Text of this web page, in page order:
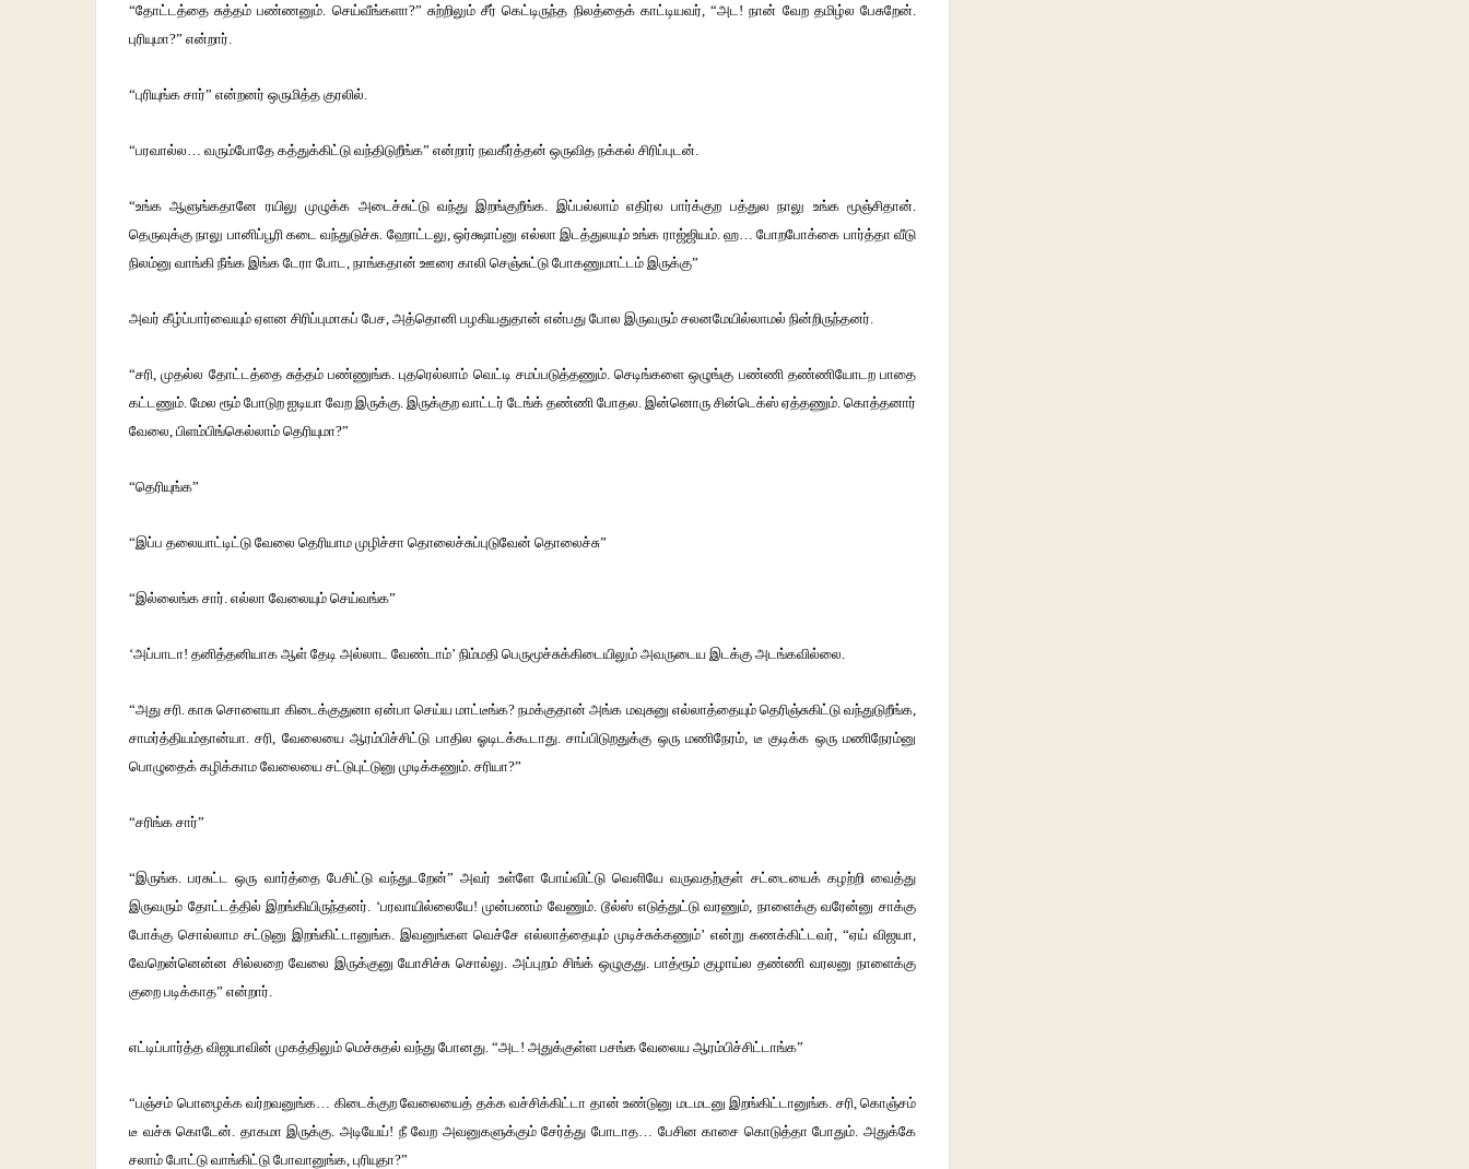
“தோட்டத்தை சுத்தம் பண்ணனும். செய்வீங்களா?” சுற்றிலும் சீர் கெட்டிருந்த நிலத்தைக் காட்டியவர், “அட! நான் வேற தமிழ்ல பேசுறேன்.
புரியுமா?” என்றார்.
“புரியுங்க சார்” என்றனர் ஒருமித்த குரலில்.
“பரவால்ல… வரும்போதே கத்துக்கிட்டு வந்திடுறீங்க” என்றார் நவகீர்த்தன் ஒருவித நக்கல் சிரிப்புடன்.
“உங்க ஆளுங்கதானே ரயிலு முழுக்க அடைச்சுட்டு வந்து இறங்குறீங்க. இப்பல்லாம் எதிர்ல பார்க்குற பத்துல நாலு உங்க மூஞ்சிதான்.
தெருவுக்கு நாலு பானிப்பூரி கடை வந்துடுச்சு. ஹோட்டலு, ஒர்க்ஷாப்னு எல்லா இடத்துலயும் உங்க ராஜ்ஜியம். ஹ… போறபோக்கை பார்த்தா வீடு
நிலம்னு வாங்கி நீங்க இங்க டேரா போட, நாங்கதான் ஊரை காலி செஞ்சுட்டு போகணுமாட்டம் இருக்கு”
அவர் கீழ்ப்பார்வையும் ஏளன சிரிப்புமாகப் பேச, அத்தொனி பழகியதுதான் என்பது போல இருவரும் சலனமேயில்லாமல் நின்றிருந்தனர்.
“சரி, முதல்ல தோட்டத்தை சுத்தம் பண்ணுங்க. புதரெல்லாம் வெட்டி சமப்படுத்தணும். செடிங்களை ஒழுங்கு பண்ணி தண்ணியோடற பாதை
கட்டணும். மேல ரூம் போடுற ஐடியா வேற இருக்கு. இருக்குற வாட்டர் டேங்க் தண்ணி போதல. இன்னொரு சின்டெக்ஸ் ஏத்தணும். கொத்தனார்
வேலை, பிளம்பிங்கெல்லாம் தெரியுமா?”
“தெரியுங்க”
“இப்ப தலையாட்டிட்டு வேலை தெரியாம முழிச்சா தொலைச்சுப்புடுவேன் தொலைச்சு”
“இல்லைங்க சார். எல்லா வேலையும் செய்வங்க”
‘அப்பாடா! தனித்தனியாக ஆள் தேடி அல்லாட வேண்டாம்’ நிம்மதி பெருமூச்சுக்கிடையிலும் அவருடைய இடக்கு அடங்கவில்லை.
“அது சரி. காசு சொளையா கிடைக்குதுனா ஏன்பா செய்ய மாட்டீங்க? நமக்குதான் அங்க மவுசுனு எல்லாத்தையும் தெரிஞ்சுகிட்டு வந்துடுறீங்க,
சாமர்த்தியம்தான்யா. சரி, வேலையை ஆரம்பிச்சிட்டு பாதில ஓடிடக்கூடாது. சாப்பிடுறதுக்கு ஒரு மணிநேரம், டீ குடிக்க ஒரு மணிநேரம்னு
பொழுதைக் கழிக்காம வேலையை சட்டுபுட்டுனு முடிக்கணும். சரியா?”
“சரிங்க சார்”
“இருங்க. பரசுட்ட ஒரு வார்த்தை பேசிட்டு வந்துடறேன்” அவர் உள்ளே போய்விட்டு வெளியே வருவதற்குள் சட்டையைக் கழற்றி வைத்து
இருவரும் தோட்டத்தில் இறங்கியிருந்தனர். ‘பரவாயில்லையே! முன்பணம் வேணும். டூல்ஸ் எடுத்துட்டு வரணும், நாளைக்கு வரேன்னு சாக்கு
போக்கு சொல்லாம சட்டுனு இறங்கிட்டானுங்க. இவனுங்கள வெச்சே எல்லாத்தையும் முடிச்சுக்கணும்’ என்று கணக்கிட்டவர், “ஏய் விஜயா,
வேறென்னென்ன சில்லறை வேலை இருக்குனு யோசிச்சு சொல்லு. அப்புறம் சிங்க் ஒழுகுது. பாத்ரூம் குழாய்ல தண்ணி வரலனு நாளைக்கு
குறை படிக்காத” என்றார்.
எட்டிப்பார்த்த விஜயாவின் முகத்திலும் மெச்சுதல் வந்து போனது. “அட! அதுக்குள்ள பசங்க வேலைய ஆரம்பிச்சிட்டாங்க”
“பஞ்சம் பொழைக்க வர்றவனுங்க… கிடைக்குற வேலையைத் தக்க வச்சிக்கிட்டா தான் உண்டுனு மடமடனு இறங்கிட்டானுங்க. சரி, கொஞ்சம்
டீ வச்சு கொடேன். தாகமா இருக்கு. அடியேய்! நீ வேற அவனுகளுக்கும் சேர்த்து போடாத… பேசின காசை கொடுத்தா போதும். அதுக்கே
சலாம் போட்டு வாங்கிட்டு போவானுங்க, புரியுதா?”